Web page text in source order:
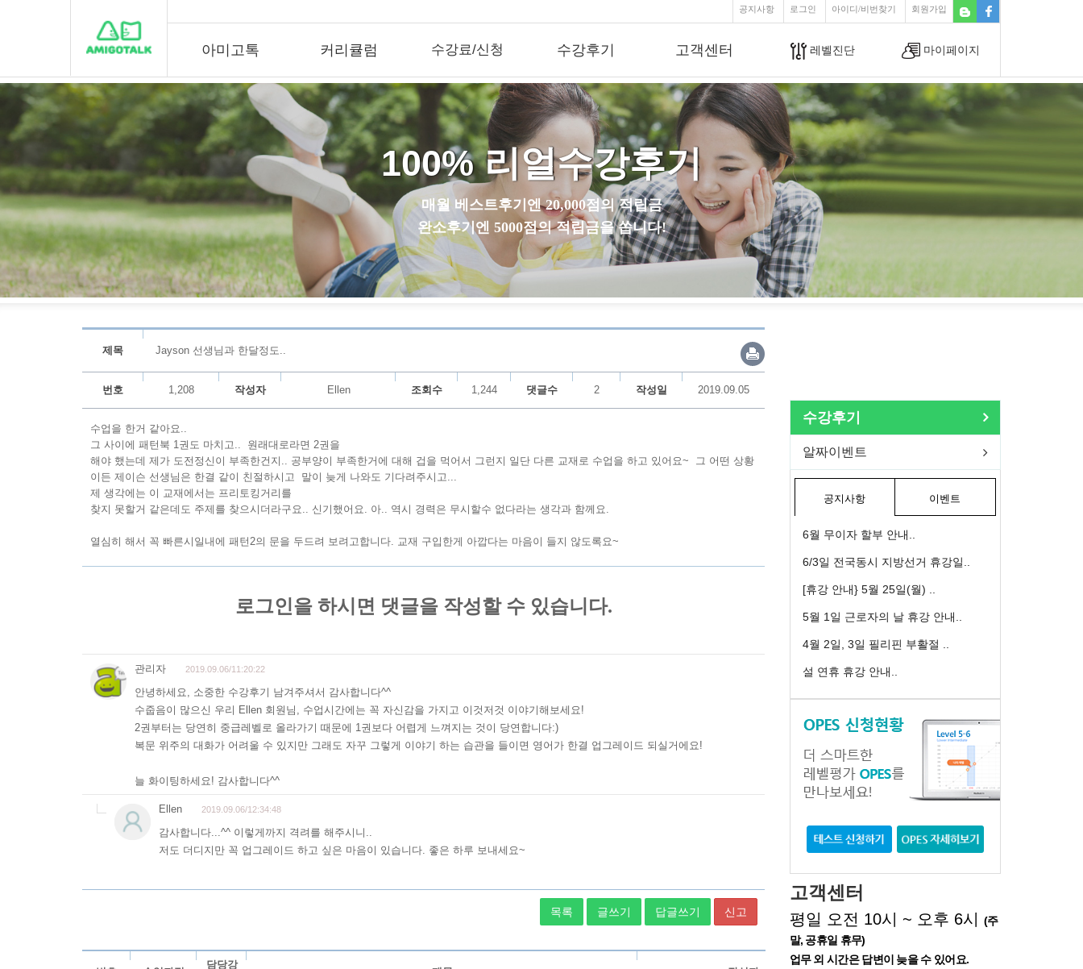
공지사항 로그인 아이디/비번찾기 회원가입
아미고톡 커리큘럼 수강료/신청 수강후기 고객센터 레벨진단 마이페이지
100% 리얼수강후기
매월 베스트후기엔 20,000점의 적립금
완소후기엔 5000점의 적립금을 쏩니다!
제목 Jayson 선생님과 한달정도..
번호 1,208 작성자 Ellen 조회수 1,244 댓글수 2 작성일 2019.09.05
수업을 한거 같아요..
그 사이에 패턴북 1권도 마치고.. 원래대로라면 2권을
해야 했는데 제가 도전정신이 부족한건지.. 공부양이 부족한거에 대해 겁을 먹어서 그런지 일단 다른 교재로 수업을 하고 있어요~ 그 어떤 상황
이든 제이슨 선생님은 한결 같이 친절하시고 말이 늦게 나와도 기다려주시고...
제 생각에는 이 교재에서는 프리토킹거리를
찾지 못할거 같은데도 주제를 찾으시더라구요.. 신기했어요. 아.. 역시 경력은 무시할수 없다라는 생각과 함께요.
열심히 해서 꼭 빠른시일내에 패턴2의 문을 두드려 보려고합니다. 교재 구입한게 아깝다는 마음이 들지 않도록요~
목록 글쓰기 답글쓰기 신고
수강후기
알짜이벤트
공지사항 이벤트
6월 무이자 할부 안내..
6/3일 전국동시 지방선거 휴강일..
[휴강 안내} 5월 25일(월) ..
5월 1일 근로자의 날 휴강 안내..
4월 2일, 3일 필리핀 부활절 ..
설 연휴 휴강 안내..
고객센터
평일 오전 10시 ~ 오후 6시
(주
말, 공휴일 휴무)
업무 외 시간은 답변이 늦을 수 있어요.